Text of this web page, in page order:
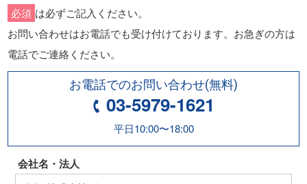
必須 は必ずご記入ください。
お問い合わせはお電話でも受け付けております。お急ぎの方は
電話でご連絡ください。
お電話でのお問い合わせ(無料)
03-5979-1621
平日10:00〜18:00
会社名・法人